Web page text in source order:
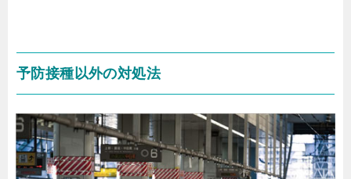
予防接種以外の対処法